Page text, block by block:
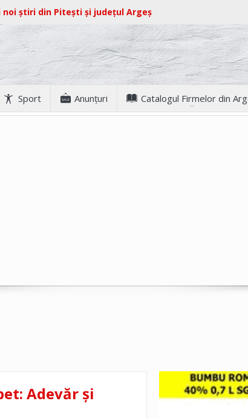
noi știri din Pitești și județul Argeș
Sport Anunţuri Catalogul Firmelor din
Adevăr și